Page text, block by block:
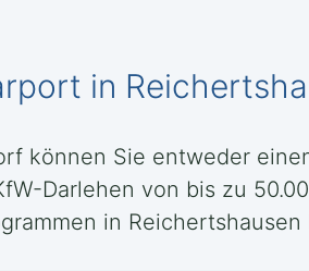
in
können Sie entweder
Darlehen von bis zu
in Reichertshausen